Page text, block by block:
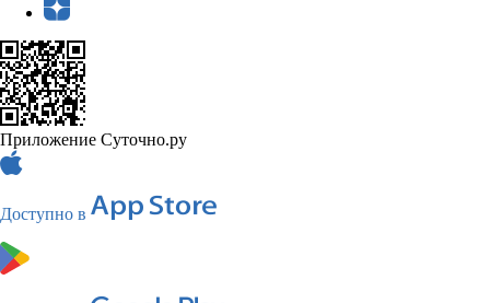
Приложение Суточно.ру
Доступно в